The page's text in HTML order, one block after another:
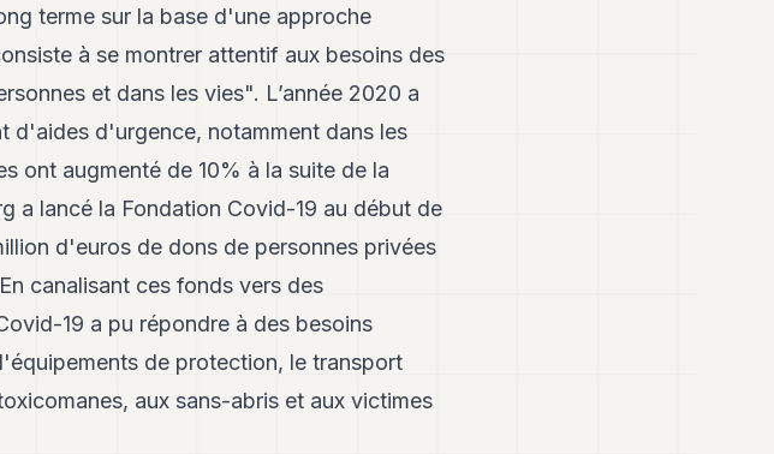
terme sur la base d'une approche
à se montrer attentif aux besoins des
et dans les vies". L’année 2020 a
d'aides d'urgence, notamment dans les
ont augmenté de 10% à la suite de la
a lancé la Fondation Covid-19 au début de
d'euros de dons de personnes privées
canalisant ces fonds vers des
19 a pu répondre à des besoins
de protection, le transport
aux sans-abris et aux victimes